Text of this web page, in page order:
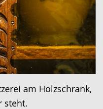
am Holzschrank,
steht.